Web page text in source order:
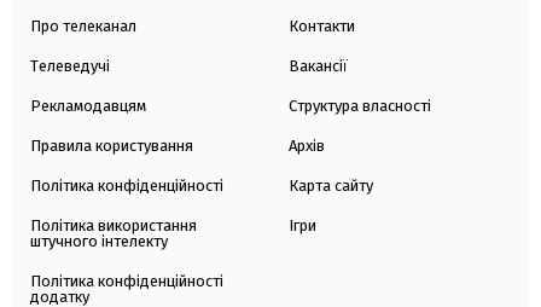
Про телеканал
Телеведучі
Рекламодавцям
Правила користування
Політика конфіденційності
Політика використання
штучного інтелекту
Політика конфіденційності
додатку
Контакти
Вакансії
Структура власності
Архів
Карта сайту
Ігри